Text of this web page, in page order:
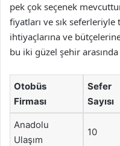
pek çok seçenek
fiyatları ve sık
ihtiyaçlarına ve
bu iki güzel şehir
Otobüs
Firması
Sefer
Sayısı
Anadolu
Ulaşım
10